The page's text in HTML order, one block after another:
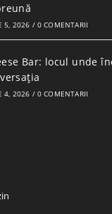
5, 2026 / 0 COMENTARII
Bar: locul unde
4, 2026 / 0 COMENTARII